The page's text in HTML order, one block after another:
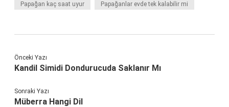
Papağan kaç saat uyur Papağanlar evde tek kalabilir mi
Önceki Yazı
Kandil Simidi Dondurucuda Saklanır Mı
Sonraki Yazı
Müberra Hangi Dil